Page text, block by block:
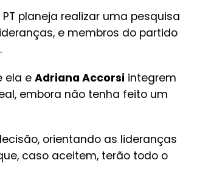
planeja realizar uma pesquisa
e membros do partido
ela e Adriana Accorsi integrem
embora não tenha feito um
orientando as lideranças
caso aceitem, terão todo o